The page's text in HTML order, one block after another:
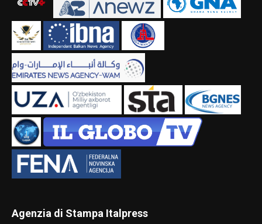
Agenzia di Stampa Italpress